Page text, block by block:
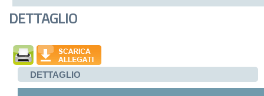
DETTAGLIO
DETTAGLIO